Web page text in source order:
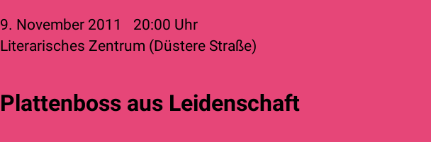
9. November 2011 20:00 Uhr
Literarisches Zentrum (Düstere Straße)
Plattenboss aus Leidenschaft